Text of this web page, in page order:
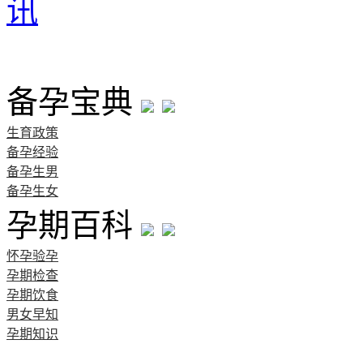
备孕宝典
生育政策
备孕经验
备孕生男
备孕生女
孕期百科
怀孕验孕
孕期检查
孕期饮食
男女早知
孕期知识